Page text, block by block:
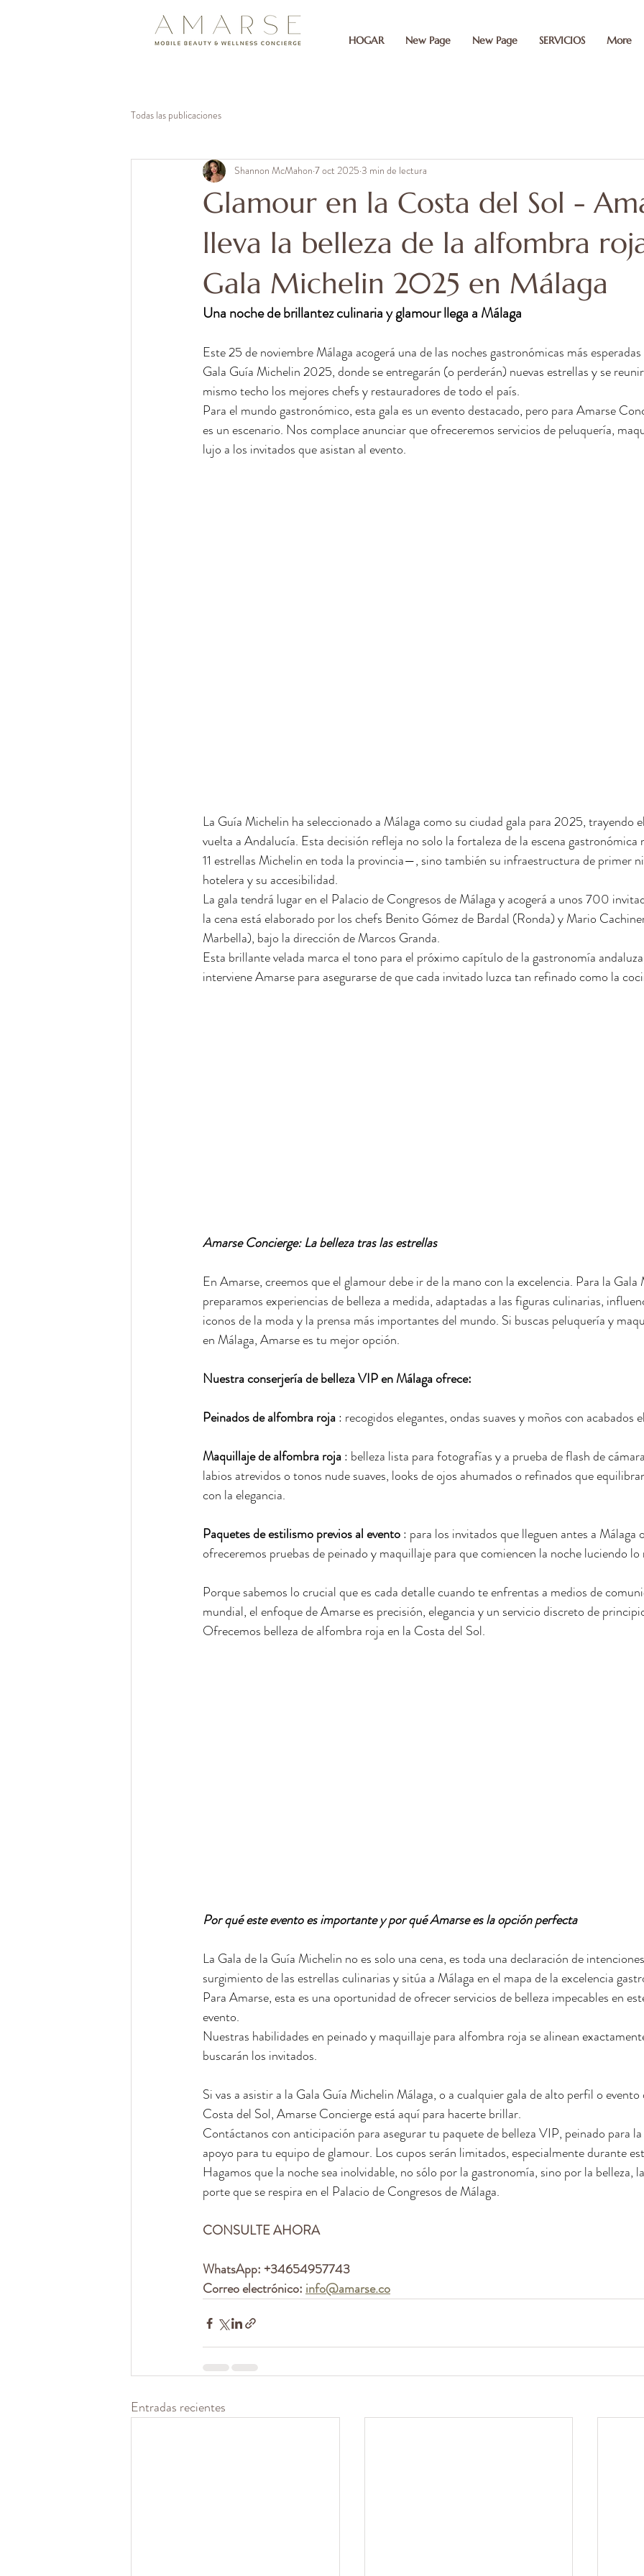
HOGAR New Page New Page SERVICIOS More
Todas las publicaciones
Glamour en la Costa del Sol -
lleva la belleza de la alfombra
Gala Michelin 2025 en Málaga
Shannon McMahon 7 oct 2025 3 min de lectura
Una noche de brillantez culinaria y glamour llega a Málaga
Este 25 de noviembre Málaga acogerá una de las noches gastronómicas más
Gala Guía Michelin 2025, donde se entregarán (o perderán) nuevas estrellas y se
mismo techo los mejores chefs y restauradores de todo el país.
Para el mundo gastronómico, esta gala es un evento destacado, pero para Amarse
es un escenario. Nos complace anunciar que ofreceremos servicios de peluquería,
lujo a los invitados que asistan al evento.
La Guía Michelin ha seleccionado a Málaga como su ciudad gala para 2025, trayendo
vuelta a Andalucía. Esta decisión refleja no solo la fortaleza de la escena
11 estrellas Michelin en toda la provincia—, sino también su infraestructura de primer
hotelera y su accesibilidad.
La gala tendrá lugar en el Palacio de Congresos de Málaga y acogerá a unos 700
la cena está elaborado por los chefs Benito Gómez de Bardal (Ronda) y Mario
Marbella), bajo la dirección de Marcos Granda.
Esta brillante velada marca el tono para el próximo capítulo de la gastronomía
interviene Amarse para asegurarse de que cada invitado luzca tan refinado como la
Amarse Concierge: La belleza tras las estrellas
En Amarse, creemos que el glamour debe ir de la mano con la excelencia. Para la Gala
preparamos experiencias de belleza a medida, adaptadas a las figuras culinarias,
iconos de la moda y la prensa más importantes del mundo. Si buscas peluquería y
en Málaga, Amarse es tu mejor opción.
Nuestra conserjería de belleza VIP en Málaga ofrece:
Peinados de alfombra roja: recogidos elegantes, ondas suaves y moños con acabados
Maquillaje de alfombra roja: belleza lista para fotografías y a prueba de flash de
labios atrevidos o tonos nude suaves, looks de ojos ahumados o refinados que
con la elegancia.
Paquetes de estilismo previos al evento: para los invitados que lleguen antes a Málaga
ofreceremos pruebas de peinado y maquillaje para que comiencen la noche luciendo
Porque sabemos lo crucial que es cada detalle cuando te enfrentas a medios de
mundial, el enfoque de Amarse es precisión, elegancia y un servicio discreto de
Ofrecemos belleza de alfombra roja en la Costa del Sol.
Por qué este evento es importante y por qué Amarse es la opción perfecta
La Gala de la Guía Michelin no es solo una cena, es toda una declaración de
surgimiento de las estrellas culinarias y sitúa a Málaga en el mapa de la excelencia
Para Amarse, esta es una oportunidad de ofrecer servicios de belleza impecables en
evento.
Nuestras habilidades en peinado y maquillaje para alfombra roja se alinean
buscarán los invitados.
Si vas a asistir a la Gala Guía Michelin Málaga, o a cualquier gala de alto perfil o evento
Costa del Sol, Amarse Concierge está aquí para hacerte brillar.
Contáctanos con anticipación para asegurar tu paquete de belleza VIP, peinado para
apoyo para tu equipo de glamour. Los cupos serán limitados, especialmente durante
Hagamos que la noche sea inolvidable, no sólo por la gastronomía, sino por la belleza,
porte que se respira en el Palacio de Congresos de Málaga.
CONSULTE AHORA
WhatsApp: +34654957743
Correo electrónico:info@amarse.co
Entradas recientes